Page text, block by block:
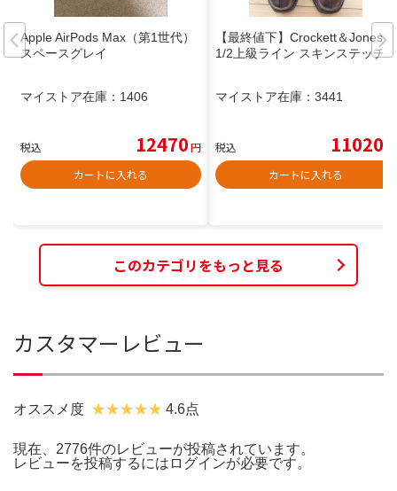
Apple AirPods Max（第1世代）
スペースグレイ
マイストア在庫： 1406
税込 12470円
カートに入れる
【最終値下】Crockett＆Jones 7
1/2上級ライン スキンステッチ
マイストア在庫： 3441
税込 11020
カートに入れる
このカテゴリをもっと見る
カスタマーレビュー
オススメ度 4.6点
現在、2776件のレビューが投稿されています。
レビューを投稿するには ログインが必要です。